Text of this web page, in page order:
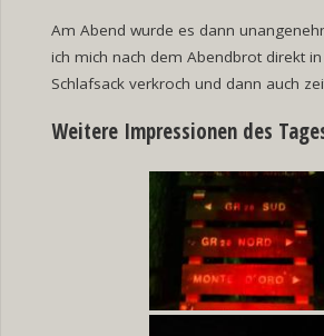
Am Abend wurde es dann
ich mich nach dem Abendbrot direkt
Schlafsack verkroch und dann auch
Weitere Impressionen des